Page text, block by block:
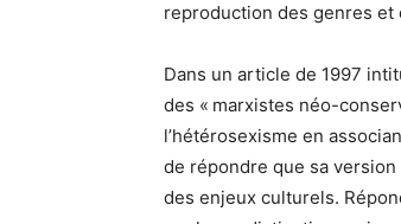
reproduction des genres
Dans un article de 1997
des « marxistes néo-
l’hétérosexisme en
de répondre que sa
des enjeux culturels.